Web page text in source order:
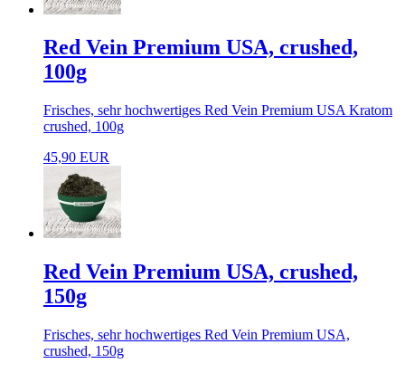
Red Vein Premium USA, crushed,
100g
Frisches, sehr hochwertiges Red Vein Premium USA Kratom
crushed, 100g
45,90 EUR
Red Vein Premium USA, crushed,
150g
Frisches, sehr hochwertiges Red Vein Premium USA,
crushed, 150g